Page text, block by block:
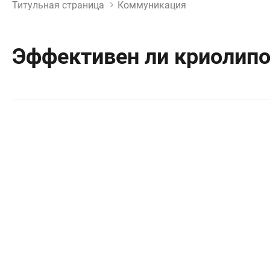
Титульная страница Коммуникация
Эффективен ли